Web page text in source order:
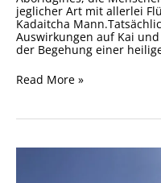
jeglicher Art mit allerlei
Kadaitcha
Auswirkungen auf Kai
der Begehung einer
Read More »
Tag